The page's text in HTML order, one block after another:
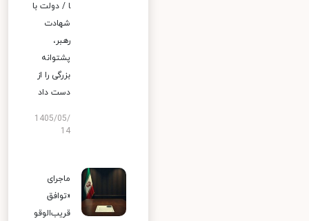
ا / دولت با
شهادت
رهبر،
پشتوانه
بزرگی را از
دست داد
1405/05/
14
ماجرای
«توافق
قریب‌الوقو